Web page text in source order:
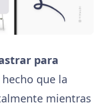
para
que la
mientras